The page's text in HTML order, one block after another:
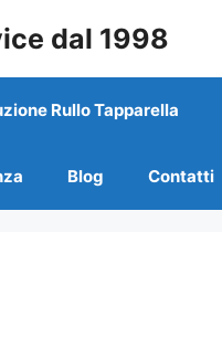
dal 1998
Rullo Tapparella
Blog Contatti